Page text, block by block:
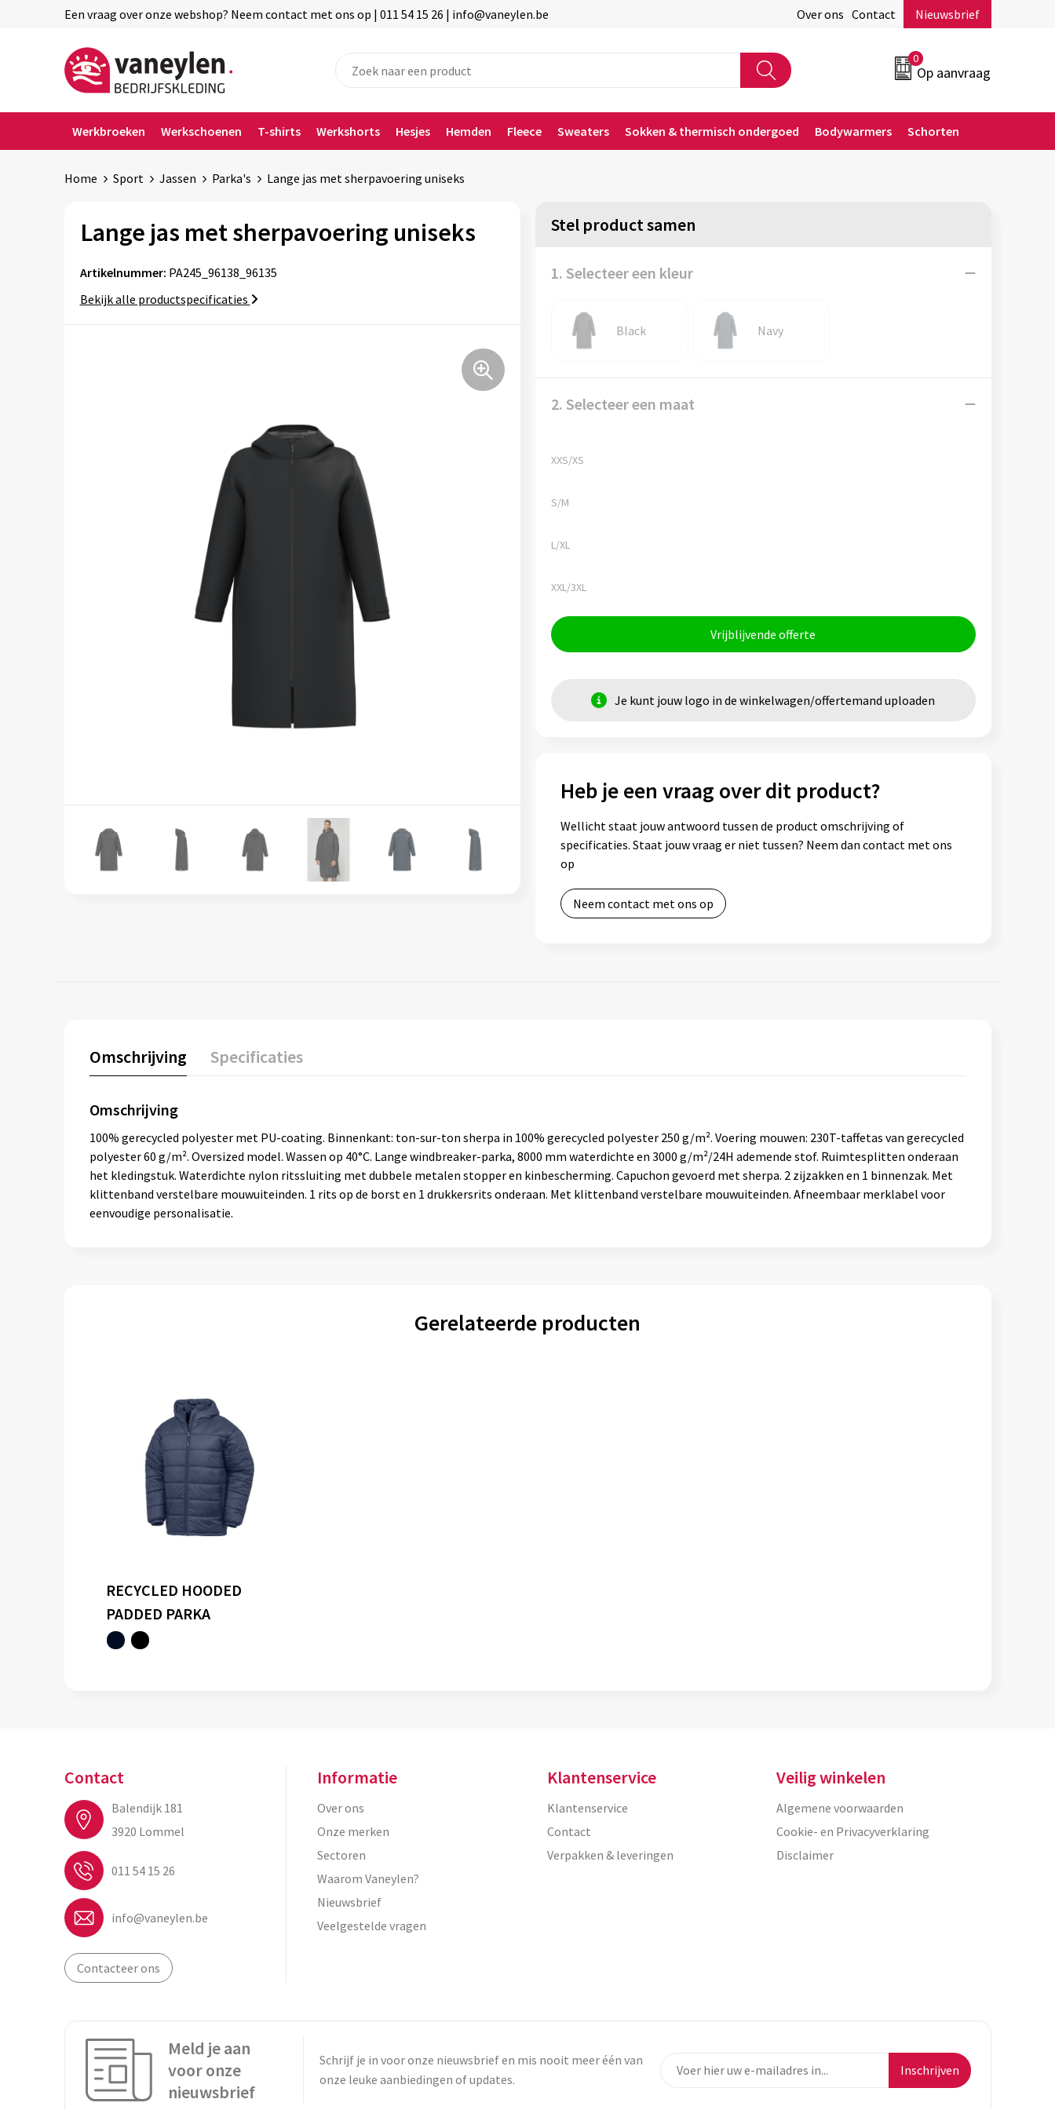
Een vraag over onze webshop? Neem contact met ons op | 011 54 15 26 | info@vaneylen.be Over ons Contact Nieuwsbrief
0
Op aanvraag
Werkbroeken Werkschoenen T-shirts Werkshorts Hesjes Hemden Fleece Sweaters Sokken & thermisch ondergoed Bodywarmers Schorten
Home Sport Jassen Parka's Lange jas met sherpavoering uniseks
Lange jas met sherpavoering uniseks
Artikelnummer: PA245_96138_96135
Bekijk alle productspecificaties
Stel product samen
1. Selecteer een kleur
Black Navy
2. Selecteer een maat
XXS/XS
S/M
L/XL
XXL/3XL
Vrijblijvende offerte
Je kunt jouw logo in de winkelwagen/offertemand uploaden
Heb je een vraag over dit product?
Wellicht staat jouw antwoord tussen de product omschrijving of
specificaties. Staat jouw vraag er niet tussen? Neem dan contact met ons
op
Neem contact met ons op
Omschrijving Specificaties
Omschrijving
100% gerecycled polyester met PU-coating. Binnenkant: ton-sur-ton sherpa in 100% gerecycled polyester 250 g/m². Voering mouwen: 230T-taffetas van gerecycled
polyester 60 g/m². Oversized model. Wassen op 40°C. Lange windbreaker-parka, 8000 mm waterdichte en 3000 g/m²/24H ademende stof. Ruimtesplitten onderaan
het kledingstuk. Waterdichte nylon ritssluiting met dubbele metalen stopper en kinbescherming. Capuchon gevoerd met sherpa. 2 zijzakken en 1 binnenzak. Met
klittenband verstelbare mouwuiteinden. 1 rits op de borst en 1 drukkersrits onderaan. Met klittenband verstelbare mouwuiteinden. Afneembaar merklabel voor
eenvoudige personalisatie.
Gerelateerde producten
RECYCLED HOODED
PADDED PARKA
Contact
Balendijk 181
3920 Lommel
011 54 15 26
info@vaneylen.be
Contacteer ons
Informatie
Over ons
Onze merken
Sectoren
Waarom Vaneylen?
Nieuwsbrief
Veelgestelde vragen
Klantenservice
Klantenservice
Contact
Verpakken & leveringen
Veilig winkelen
Algemene voorwaarden
Cookie- en Privacyverklaring
Disclaimer
Meld je aan
voor onze
nieuwsbrief
Schrijf je in voor onze nieuwsbrief en mis nooit meer één van
onze leuke aanbiedingen of updates.
Inschrijven